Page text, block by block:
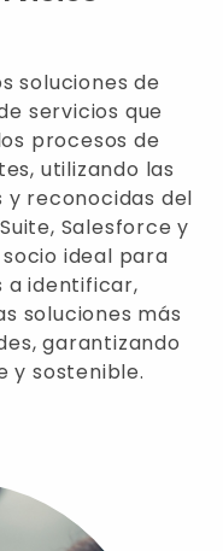
soluciones de
servicios que
procesos de
utilizando las
y reconocidas del
Salesforce y
socio ideal para
a identificar,
soluciones más
garantizando
y sostenible.